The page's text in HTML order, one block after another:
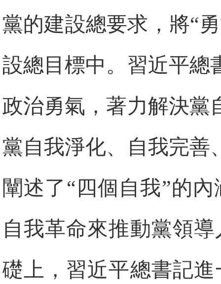
黨的建設總要求，將“
設總目標中。習近平總
政治勇氣，著力解決黨
黨自我淨化、自我完善
闡述了“四個自我”的
自我革命來推動黨領
礎上，習近平總書記